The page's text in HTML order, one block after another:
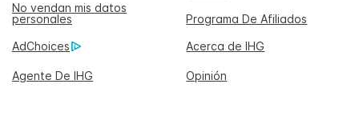
No vendan mis datos
personales
Programa De Afiliados
AdChoices
Acerca de IHG
Agente De IHG Opinión